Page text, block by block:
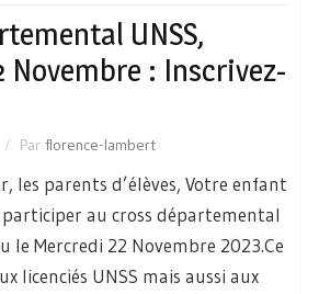
UNSS,
Novembre : Inscrivez-
Par florence-lambert
les parents d’élèves, Votre enfant
au cross départemental
le Mercredi 22 Novembre 2023.Ce
licenciés UNSS mais aussi aux